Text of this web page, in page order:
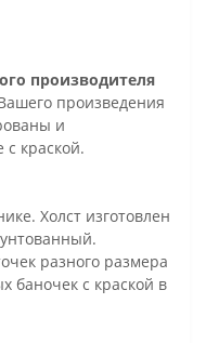
производителя
произведения
и
с краской.
Холст изготовлен
разного размера
баночек с краской в